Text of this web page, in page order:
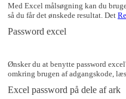
Med Excel målsøgning kan du
så du får det ønskede resultat. Det
Password excel
Ønsker du at benytte password
omkring brugen af adgangskode,
Excel password på dele af ark